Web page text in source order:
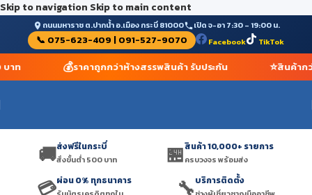
Skip to navigation Skip to main content
ถนนมหาราช ต.ปากน้ำ อ.เมือง กระบี่ 81000 เปิด จ-อา 7:30 – 19:00 น.
📞 075-623-409 | 091-527-9070 Facebook TikTok
าท 💰ราคาถูกกว่าห้างสรรพสินค้า รับประกัน ⭐สินค้าก
🚚ส่งฟรีในกระบี่
สั่งขั้นต่ำ 500 บาท 🏪สินค้า 10,000+ รายการ
ครบวงจร พร้อมส่ง
💳ผ่อน 0% ทุกธนาคาร 🔧บริการติดตั้ง